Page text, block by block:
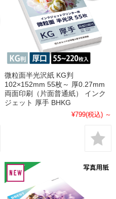
微粒面半光沢紙 KG判
102×152mm 55枚～ 厚0.27mm
両面印刷（片面普通紙） インク
ジェット 厚手 BHKG
¥799(税込) ～